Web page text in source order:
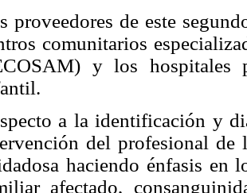
proveedores de este
comunitarios
y los hospitales
a la identificación y
del profesional
haciendo énfasis en
afectado,